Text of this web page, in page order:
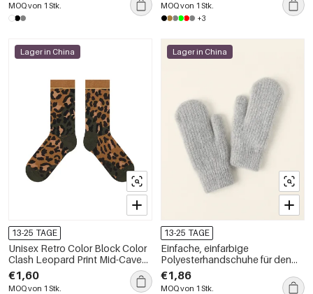
MOQ von 1 Stk. MOQ von 1 Stk.
+3
Lager in China
13-25 TAGE
Unisex Retro Color Block Color
Clash Leopard Print Mid-Cave
Socken
€1,60
MOQ von 1 Stk.
Lager in China
13-25 TAGE
Einfache, einfarbige
Polyesterhandschuhe für den
täglichen Gebrauch
€1,86
MOQ von 1 Stk.